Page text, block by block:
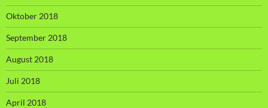
Oktober 2018
September 2018
August 2018
Juli 2018
April 2018